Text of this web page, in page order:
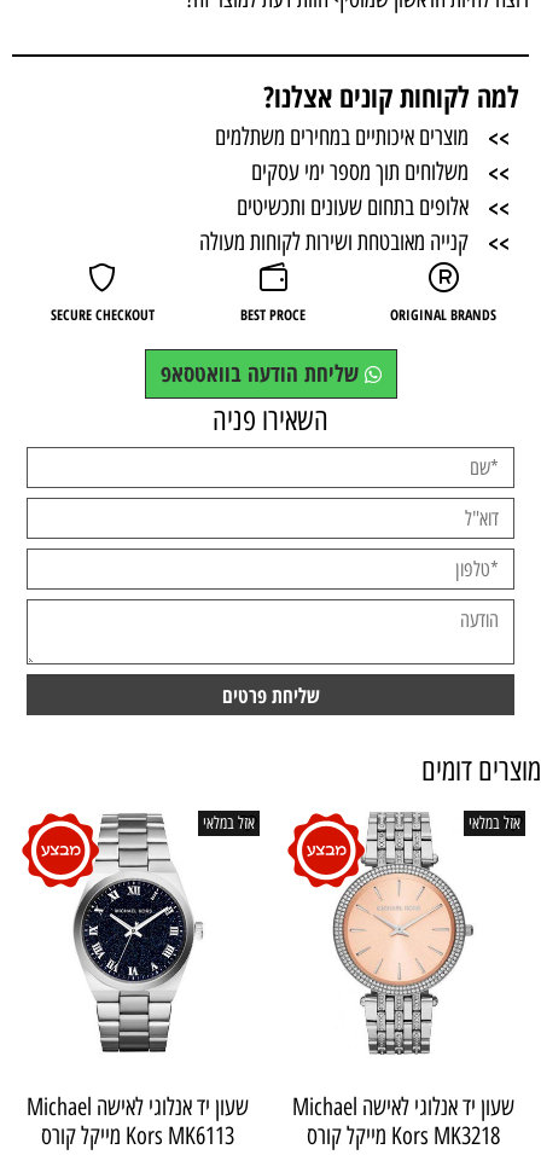
למה לקוחות קונים אצלנו?
>> מוצרים איכותיים במחירים משתלמים
>> משלוחים תוך מספר ימי עסקים
>> אלופים בתחום שעונים ותכשיטים
>> קנייה מאובטחת ושירות לקוחות מעולה
ORIGINAL BRANDS
BEST PROCE
SECURE CHECKOUT
שליחת הודעה בוואטסאפ
השאירו פניה
מוצרים דומים
אזל במלאי
שעון יד ‏אנלוגי ‏לאישה Michael
Kors MK3218 מייקל קורס
אזל במלאי
שעון יד ‏אנלוגי ‏לאישה Michael
Kors MK6113 מייקל קורס